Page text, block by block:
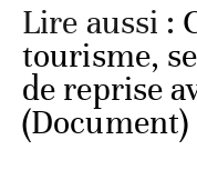
Lire aussi :
tourisme,
de reprise
(Document)